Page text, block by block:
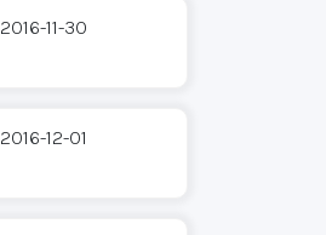
2016-11-30
2016-12-01